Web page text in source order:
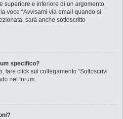
superiore e inferiore di un argomento.
voce “Avvisami via email quando si
sarà anche sottoscritto
specifico?
fare click sul collegamento “Sottoscrivi
nel forum.